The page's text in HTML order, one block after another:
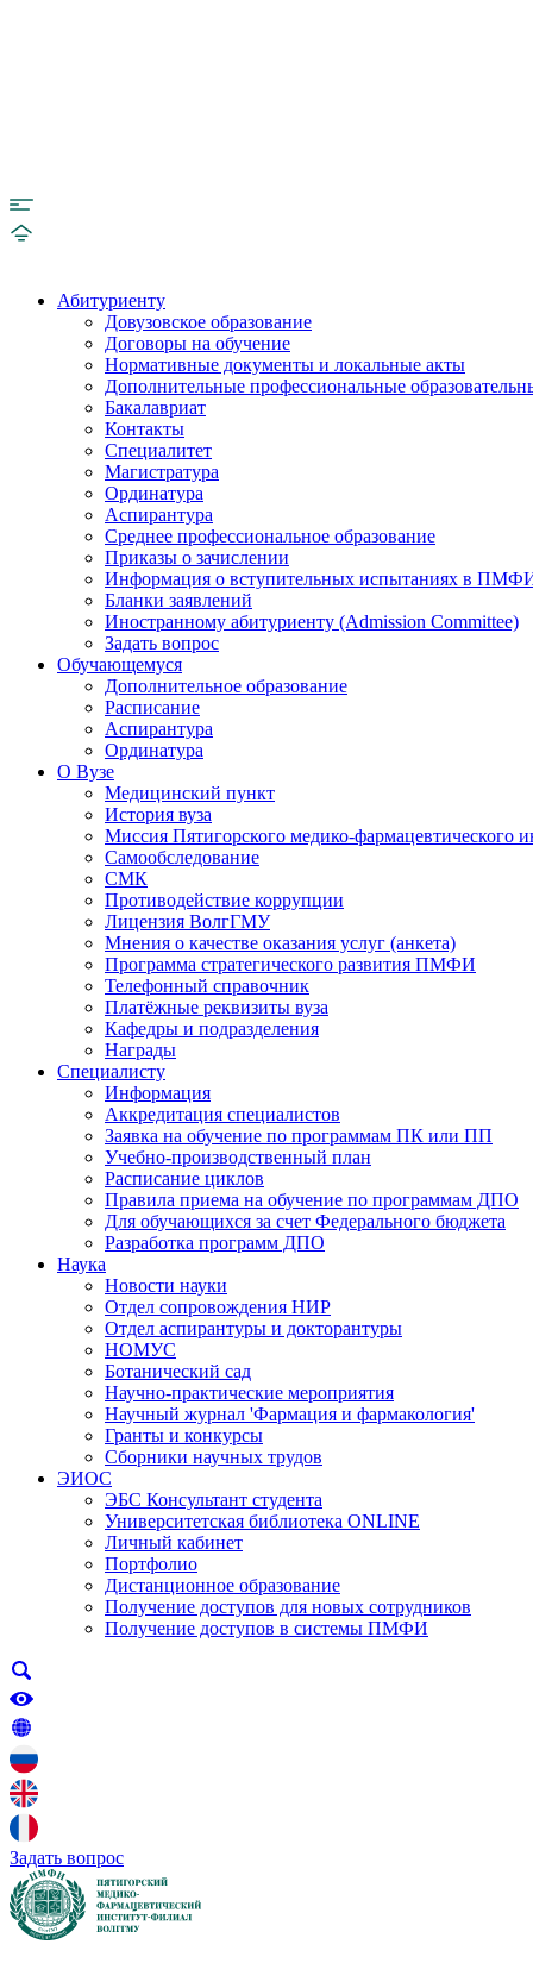
Абитуриенту
Довузовское образование
Договоры на обучение
Нормативные документы и локальные акты
Дополнительные профессиональные
Бакалавриат
Контакты
Специалитет
Магистратура
Ординатура
Аспирантура
Среднее профессиональное образование
Приказы о зачислении
Информация о вступительных испытаниях в
Бланки заявлений
Иностранному абитуриенту (Admission Committee)
Задать вопрос
Обучающемуся
Дополнительное образование
Расписание
Аспирантура
Ординатура
О Вузе
Медицинский пункт
История вуза
Миссия Пятигорского медико-фармацевтического
Самообследование
СМК
Противодействие коррупции
Лицензия ВолгГМУ
Мнения о качестве оказания услуг (анкета)
Программа стратегического развития ПМФИ
Телефонный справочник
Платёжные реквизиты вуза
Кафедры и подразделения
Награды
Специалисту
Информация
Аккредитация специалистов
Заявка на обучение по программам ПК или ПП
Учебно-производственный план
Расписание циклов
Правила приема на обучение по программам ДПО
Для обучающихся за счет Федерального бюджета
Разработка программ ДПО
Наука
Новости науки
Отдел сопровождения НИР
Отдел аспирантуры и докторантуры
НОМУС
Ботанический сад
Научно-практические мероприятия
Научный журнал 'Фармация и фармакология'
Гранты и конкурсы
Сборники научных трудов
ЭИОС
ЭБС Консультант студента
Университетская библиотека ONLINE
Личный кабинет
Портфолио
Дистанционное образование
Получение доступов для новых сотрудников
Получение доступов в системы ПМФИ
Задать вопрос